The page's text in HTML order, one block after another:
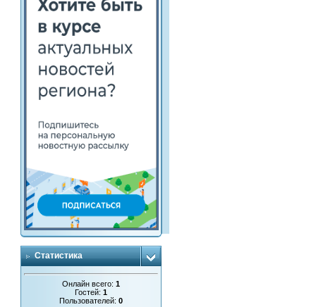
Статистика
Онлайн всего:1
Гостей:1
Пользователей:0